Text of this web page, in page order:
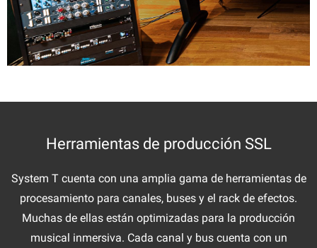
Herramientas de producción SSL
System T cuenta con una amplia gama de herramientas de
procesamiento para canales, buses y el rack de efectos.
Muchas de ellas están optimizadas para la producción
musical inmersiva. Cada canal y bus cuenta con un